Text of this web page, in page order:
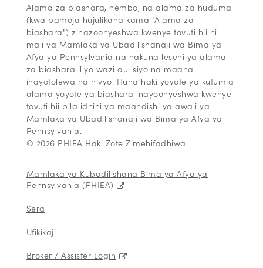
Alama za biashara, nembo, na alama za huduma
(kwa pamoja hujulikana kama "Alama za
biashara") zinazoonyeshwa kwenye tovuti hii ni
mali ya Mamlaka ya Ubadilishanaji wa Bima ya
Afya ya Pennsylvania na hakuna leseni ya alama
za biashara iliyo wazi au isiyo na maana
inayotolewa na hivyo. Huna haki yoyote ya kutumia
alama yoyote ya biashara inayoonyeshwa kwenye
tovuti hii bila idhini ya maandishi ya awali ya
Mamlaka ya Ubadilishanaji wa Bima ya Afya ya
Pennsylvania.
© 2026 PHIEA Haki Zote Zimehifadhiwa.
Mamlaka ya Kubadilishana Bima ya Afya ya
Pennsylvania (PHIEA)
Sera
Ufikikaji
Broker / Assister Login